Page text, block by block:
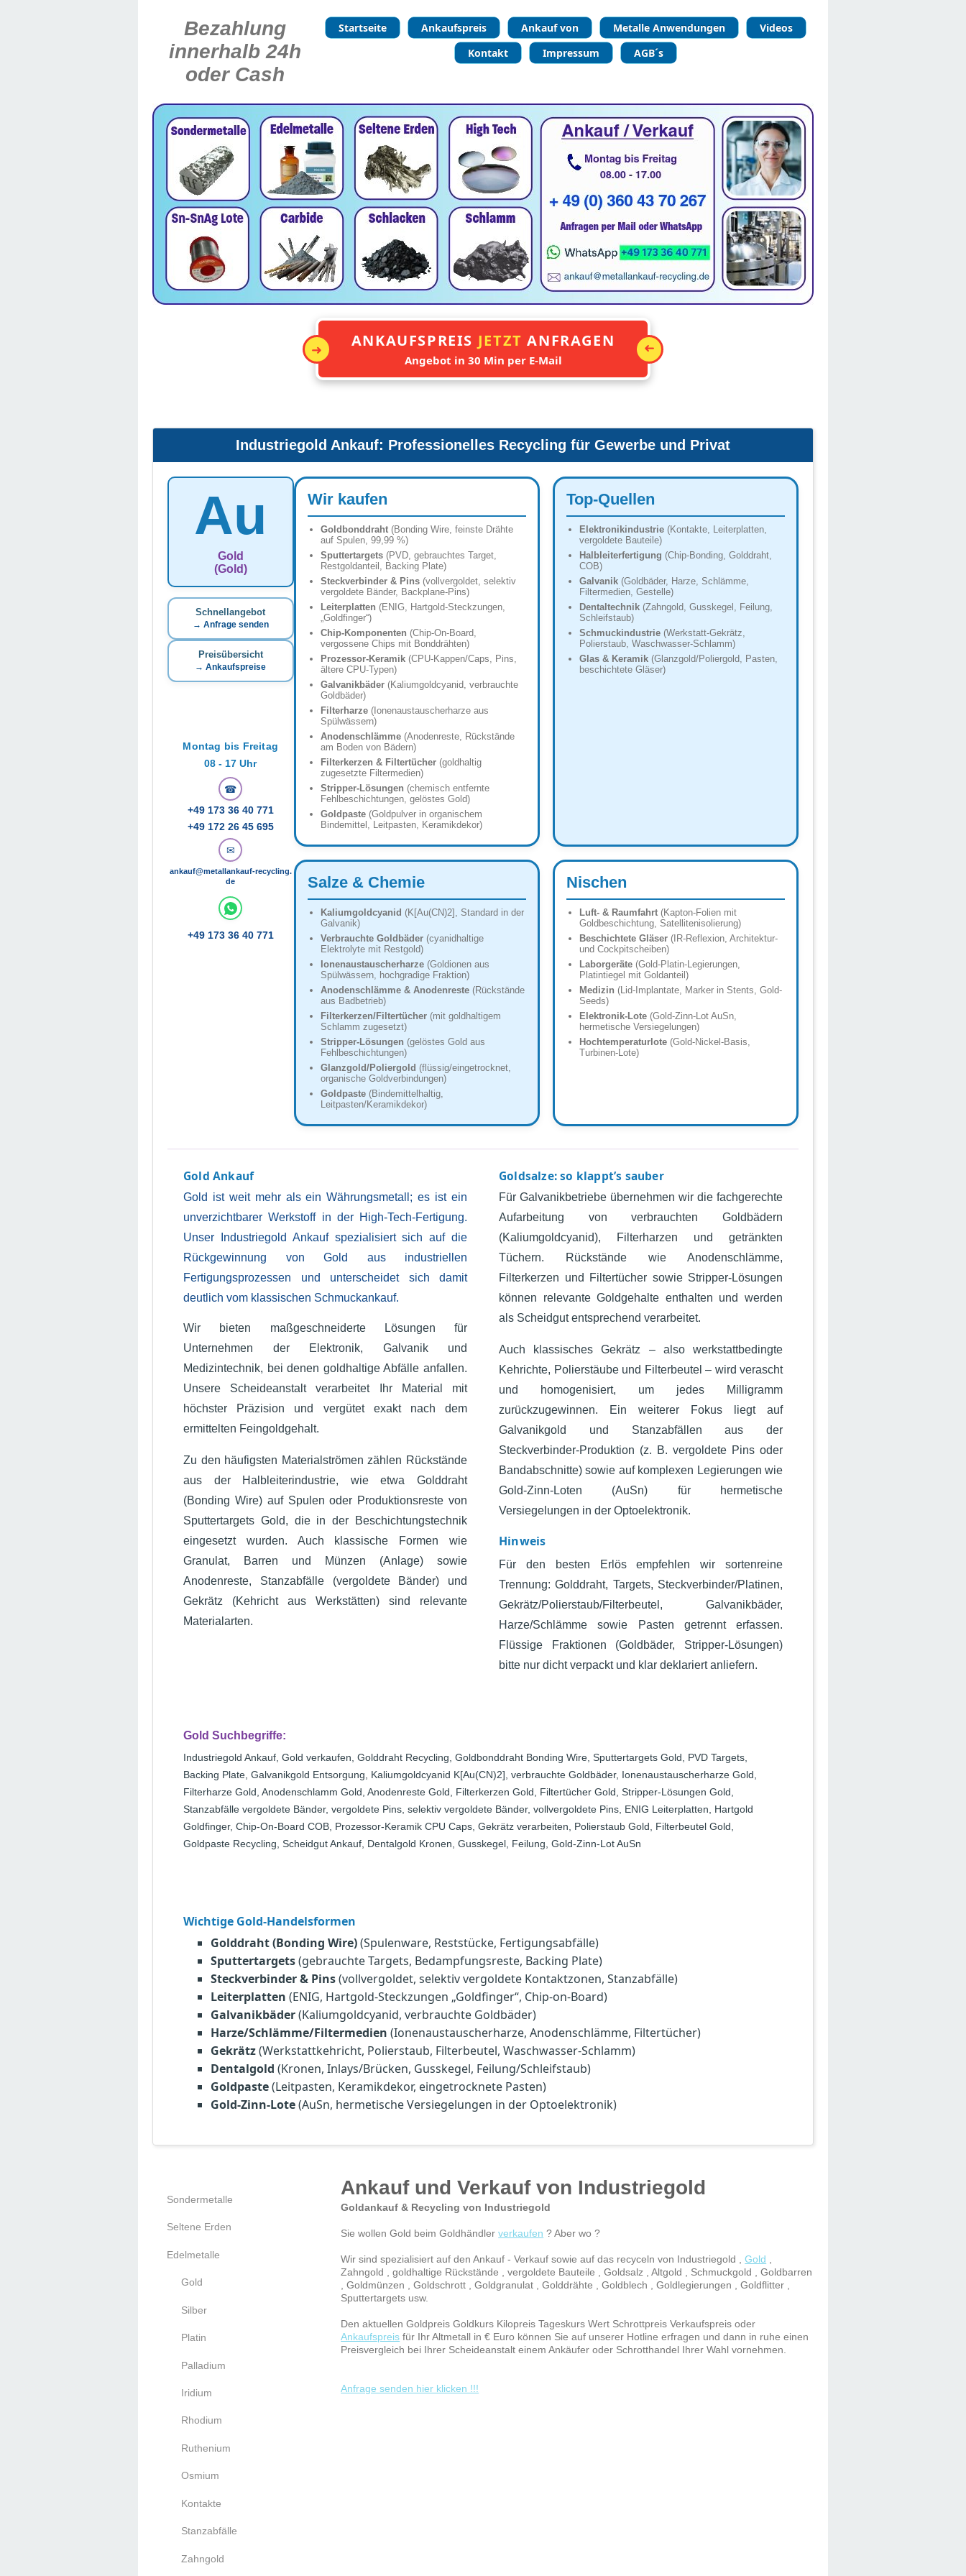
Bezahlung
innerhalb 24h
oder Cash
Startseite Ankaufspreis Ankauf von Metalle Anwendungen
Videos
Kontakt
Impressum AGB´s
ANKAUFSPREIS JETZT ANFRAGEN
Angebot in 30 Min per E-Mail
Industriegold Ankauf: Professionelles Recycling für Gewerbe und Privat
Au
Gold
(Gold)
Schnellangebot
→ Anfrage senden
Preisübersicht
→ Ankaufspreise
Montag bis Freitag
08 - 17 Uhr
☎
+49 173 36 40 771
+49 172 26 45 695
✉
ankauf@metallankauf-recycling.
de
+49 173 36 40 771
Wir kaufen
Goldbonddraht(Bonding Wire, feinste Drähte
auf Spulen, 99,99 %)
Sputtertargets(PVD, gebrauchtes Target,
Restgoldanteil, Backing Plate)
Steckverbinder & Pins(vollvergoldet, selektiv
vergoldete Bänder, Backplane-Pins)
Leiterplatten (ENIG, Hartgold-Steckzungen,
„Goldfinger“)
Chip-Komponenten (Chip-On-Board,
vergossene Chips mit Bonddrähten)
Prozessor-Keramik(CPU-Kappen/Caps, Pins,
ältere CPU-Typen)
Galvanikbäder(Kaliumgoldcyanid, verbrauchte
Goldbäder)
Filterharze(Ionenaustauscherharze aus
Spülwässern)
Anodenschlämme(Anodenreste, Rückstände
am Boden von Bädern)
Filterkerzen & Filtertücher(goldhaltig
zugesetzte Filtermedien)
Stripper-Lösungen (chemisch entfernte
Fehlbeschichtungen, gelöstes Gold)
Goldpaste(Goldpulver in organischem
Bindemittel, Leitpasten, Keramikdekor)
Top-Quellen
Elektronikindustrie(Kontakte, Leiterplatten,
vergoldete Bauteile)
Halbleiterfertigung (Chip-Bonding, Golddraht,
COB)
Galvanik(Goldbäder, Harze, Schlämme,
Filtermedien, Gestelle)
Dentaltechnik(Zahngold, Gusskegel, Feilung,
Schleifstaub)
Schmuckindustrie(Werkstatt-Gekrätz,
Polierstaub, Waschwasser-Schlamm)
Glas & Keramik(Glanzgold/Poliergold, Pasten,
beschichtete Gläser)
Salze & Chemie
Kaliumgoldcyanid (K[Au(CN)2], Standard in der
Galvanik)
Verbrauchte Goldbäder(cya­nid­haltige
Elektrolyte mit Restgold)
Ionenaustauscherharze(Goldionen aus
Spülwässern, hochgradige Fraktion)
Anodenschlämme & Anodenreste(Rückstände
aus Badbetrieb)
Filterkerzen/Filtertücher(mit goldhaltigem
Schlamm zugesetzt)
Stripper-Lösungen (gelöstes Gold aus
Fehlbeschichtungen)
Glanzgold/Poliergold (flüssig/eingetrocknet,
organische Goldverbindungen)
Goldpaste(Bindemittelhaltig,
Leitpasten/Keramikdekor)
Nischen
Luft- & Raumfahrt(Kapton-Folien mit
Goldbeschichtung, Satellitenisolierung)
Beschichtete Gläser(IR-Reflexion, Architektur-
und Cockpitscheiben)
Laborgeräte(Gold-Platin-Legierungen,
Platintiegel mit Goldanteil)
Medizin (Lid-Implantate, Marker in Stents, Gold-
Seeds)
Elektronik-Lote(Gold-Zinn-Lot AuSn,
hermetische Versiegelungen)
Hochtemperaturlote(Gold-Nickel-Basis,
Turbinen-Lote)
Gold Ankauf
Gold ist weit mehr als ein Währungsmetall; es ist ein
unverzichtbarer Werkstoff in der High-Tech-Fertigung.
Unser Industriegold Ankauf spezialisiert sich auf die
Rückgewinnung von Gold aus industriellen
Fertigungsprozessen und unterscheidet sich damit
deutlich vom klassischen Schmuckankauf.
Wir bieten maßgeschneiderte Lösungen für
Unternehmen der Elektronik, Galvanik und
Medizintechnik, bei denen goldhaltige Abfälle anfallen.
Unsere Scheideanstalt verarbeitet Ihr Material mit
höchster Präzision und vergütet exakt nach dem
ermittelten Feingoldgehalt.
Zu den häufigsten Materialströmen zählen Rückstände
aus der Halbleiterindustrie, wie etwa Golddraht
(Bonding Wire) auf Spulen oder Produktionsreste von
Sputtertargets Gold, die in der Beschichtungstechnik
eingesetzt wurden. Auch klassische Formen wie
Granulat, Barren und Münzen (Anlage) sowie
Anodenreste, Stanzabfälle (vergoldete Bänder) und
Gekrätz (Kehricht aus Werkstätten) sind relevante
Materialarten.
Goldsalze: so klappt’s sauber
Für Galvanikbetriebe übernehmen wir die fachgerechte
Aufarbeitung von verbrauchten Goldbädern
(Kaliumgoldcyanid), Filterharzen und getränkten
Tüchern. Rückstände wie Anodenschlämme,
Filterkerzen und Filtertücher sowie Stripper-Lösungen
können relevante Goldgehalte enthalten und werden
als Scheidgut entsprechend verarbeitet.
Auch klassisches Gekrätz – also werkstattbedingte
Kehrichte, Polierstäube und Filterbeutel – wird verascht
und homogenisiert, um jedes Milligramm
zurückzugewinnen. Ein weiterer Fokus liegt auf
Galvanikgold und Stanzabfällen aus der
Steckverbinder-Produktion (z. B. vergoldete Pins oder
Bandabschnitte) sowie auf komplexen Legierungen wie
Gold-Zinn-Loten (AuSn) für hermetische
Versiegelungen in der Optoelektronik.
Hinweis
Für den besten Erlös empfehlen wir sortenreine
Trennung: Golddraht, Targets, Steckverbinder/Platinen,
Gekrätz/Polierstaub/Filterbeutel, Galvanikbäder,
Harze/Schlämme sowie Pasten getrennt erfassen.
Flüssige Fraktionen (Goldbäder, Stripper-Lösungen)
bitte nur dicht verpackt und klar deklariert anliefern.
Gold Suchbegriffe:
Industriegold Ankauf, Gold verkaufen, Golddraht Recycling, Goldbonddraht Bonding Wire, Sputtertargets Gold, PVD Targets,
Backing Plate, Galvanikgold Entsorgung, Kaliumgoldcyanid K[Au(CN)2], verbrauchte Goldbäder, Ionenaustauscherharze Gold,
Filterharze Gold, Anodenschlamm Gold, Anodenreste Gold, Filterkerzen Gold, Filtertücher Gold, Stripper-Lösungen Gold,
Stanzabfälle vergoldete Bänder, vergoldete Pins, selektiv vergoldete Bänder, vollvergoldete Pins, ENIG Leiterplatten, Hartgold
Goldfinger, Chip-On-Board COB, Prozessor-Keramik CPU Caps, Gekrätz verarbeiten, Polierstaub Gold, Filterbeutel Gold,
Goldpaste Recycling, Scheidgut Ankauf, Dentalgold Kronen, Gusskegel, Feilung, Gold-Zinn-Lot AuSn
Wichtige Gold-Handelsformen
Golddraht (Bonding Wire)(Spulenware, Reststücke, Fertigungsabfälle)
Sputtertargets(gebrauchte Targets, Bedampfungsreste, Backing Plate)
Steckverbinder & Pins(vollvergoldet, selektiv vergoldete Kontaktzonen, Stanzabfälle)
Leiterplatten (ENIG, Hartgold-Steckzungen „Goldfinger“, Chip-on-Board)
Galvanikbäder(Kaliumgoldcyanid, verbrauchte Goldbäder)
Harze/Schlämme/Filtermedien (Ionenaustauscherharze, Anodenschlämme, Filtertücher)
Gekrätz(Werkstattkehricht, Polierstaub, Filterbeutel, Waschwasser-Schlamm)
Dentalgold (Kronen, Inlays/Brücken, Gusskegel, Feilung/Schleifstaub)
Goldpaste(Leitpasten, Keramikdekor, eingetrocknete Pasten)
Gold-Zinn-Lote(AuSn, hermetische Versiegelungen in der Optoelektronik)
Ankauf und Verkauf von Industriegold
Goldankauf & Recycling von Industriegold
Sie wollen Gold beim Goldhändlerverkaufen ? Aber wo ?
Wir sind spezialisiert auf den Ankauf - Verkauf sowie auf das recyceln von Industriegold ,Gold
Zahngold , goldhaltige Rückstände , vergoldete Bauteile , Goldsalz , Altgold , Schmuckgold , Goldbarren
, Goldmünzen , Goldschrott , Goldgranulat , Golddrähte , Goldblech , Goldlegierungen , Goldflitter ,
Sputtertargets usw.
Den aktuellen Goldpreis Goldkurs Kilopreis Tageskurs Wert Schrottpreis Verkaufspreis oder
Ankaufspreis für Ihr Altmetall in € Euro können Sie auf unserer Hotline erfragen und dann in ruhe einen
Preisvergleich bei Ihrer Scheideanstalt einem Ankäufer oder Schrotthandel Ihrer Wahl vornehmen.
Anfrage senden hier klicken !!!
Sondermetalle
Seltene Erden
Edelmetalle
Gold
Silber
Platin
Palladium
Iridium
Rhodium
Ruthenium
Osmium
Kontakte
Stanzabfälle
Zahngold